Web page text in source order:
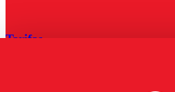
Tarifas